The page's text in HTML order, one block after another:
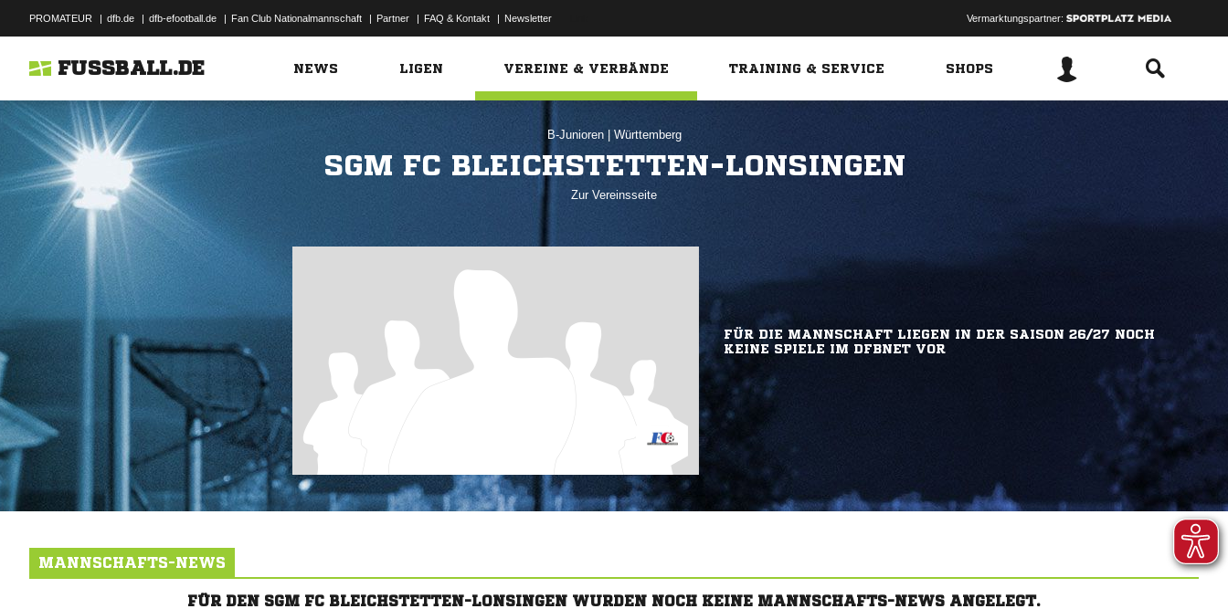
PROMATEUR | dfb.de | dfb-efootball.de | Fan Club Nationalmannschaft | Partner | FAQ & Kontakt | Newsletter Vermarktungspartner:
FUSSBALL.DE NEWS LIGEN VEREINE & VERBÄNDE TRAINING & SERVICE SHOPS
B-Junioren Württemberg
SGM FC BLEICHSTETTEN-LONSINGEN
Zur Vereinsseite
FÜR DIE MANNSCHAFT LIEGEN IN DER SAISON 26/27 NOCH
KEINE SPIELE IM DFBNET VOR
MANNSCHAFTS-NEWS
FÜR DEN SGM FC BLEICHSTETTEN-LONSINGEN WURDEN NOCH KEINE MANNSCHAFTS-NEWS ANGELEGT.